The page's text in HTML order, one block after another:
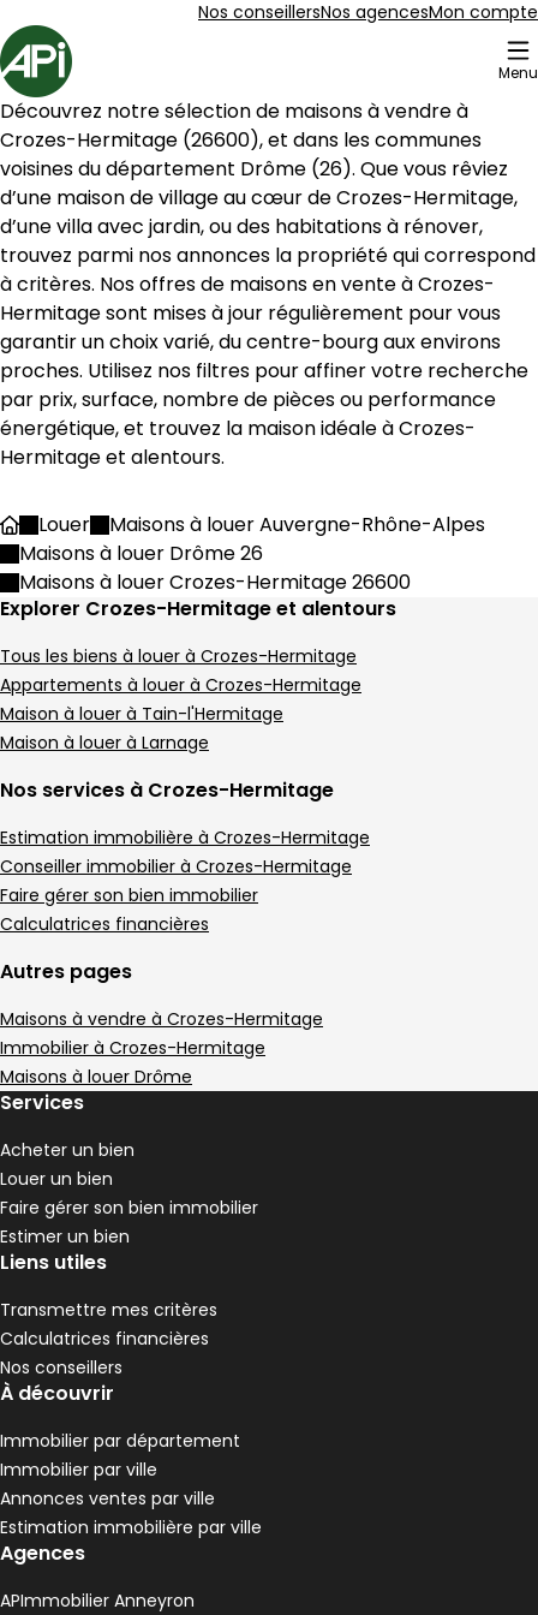
Nos conseillersNos agencesMon compte
Accueil
Menu
4 Maison à louer Crozes-Hermitage (26600)
de village 87 m² 4 pièces Érôme
Aller à l'image1
Aller à l'image2
Aller à l'image3
Aller à l'image4
Aller à l'image5
Érôme - 26600
Maison de village • 4 pièces • 87 m²
DPE :
D 3 chambres
,
129 m² 8 pièces Crozes-Hermitage
Aller à l'image1
Aller à l'image2
Aller à l'image3
Aller à l'image4
Aller à l'image5
419 000 €
Maison • 8 pièces • 129 m²
DPE :
B 5 chambres
,
Terrain 2132 m²
,
1 piscine
334 600 €
Tain-l'Hermitage - 26600
Maison • 5 pièces • 97 m²
DPE :
C 3 chambres
Crozes-Hermitage (26600), et dans les communes
voisines du département Drôme (26). Que vous rêviez
d’une maison de village au cœur de Crozes-Hermitage,
d’une villa avec jardin, ou des habitations à rénover,
trouvez parmi nos annonces la propriété qui correspond
à critères. Nos offres de maisons en vente à Crozes-
Hermitage sont mises à jour régulièrement pour vous
garantir un choix varié, du centre-bourg aux environs
proches. Utilisez nos filtres pour affiner votre recherche
par prix, surface, nombre de pièces ou performance
énergétique, et trouvez la maison idéale à Crozes-
Hermitage et alentours.
AccueilLouer
Maisons à louer Auvergne-Rhône-Alpes
Maisons à louer Drôme 26
Maisons à louer Crozes-Hermitage 26600
Explorer Crozes-Hermitage et alentours
Tous les biens à louer à Crozes-Hermitage
Appartements à louer à Crozes-Hermitage
Maison à louer à Tain-l'Hermitage
Maison à louer à Larnage
Nos services à Crozes-Hermitage
Estimation immobilière à Crozes-Hermitage
Conseiller immobilier à Crozes-Hermitage
Faire gérer son bien immobilier
Calculatrices financières
Autres pages
Maisons à vendre à Crozes-Hermitage
Immobilier à Crozes-Hermitage
Maisons à louer Drôme
Services
Acheter un bien
Louer un bien
Faire gérer son bien immobilier
Estimer un bien
Liens utiles
Transmettre mes critères
Calculatrices financières
Nos conseillers
À découvrir
Immobilier par département
Immobilier par ville
Annonces ventes par ville
Estimation immobilière par ville
Agences
APImmobilier Anneyron